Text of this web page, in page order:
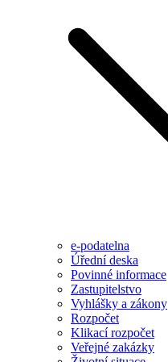
e-podatelna
Úřední deska
Povinné informace
Zastupitelstvo
Vyhlášky a zákony
Rozpočet
Klikací rozpočet
Veřejné zakázky